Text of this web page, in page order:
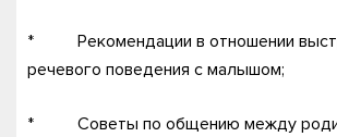
* Рекомендации в отношении
речевого поведения с малышом;
* Советы по общению между